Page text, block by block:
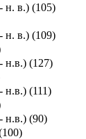
н. в.) (105)
н. в.) (109)
н.в.) (127)
н.в.) (111)
н.в.) (90)
100)